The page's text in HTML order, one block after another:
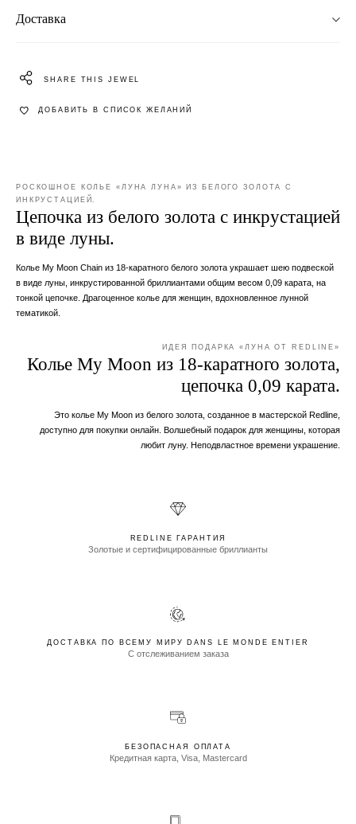
Доставка
SHARE THIS JEWEL
ДОБАВИТЬ В СПИСОК ЖЕЛАНИЙ
РОСКОШНОЕ КОЛЬЕ «ЛУНА ЛУНА» ИЗ БЕЛОГО ЗОЛОТА С
ИНКРУСТАЦИЕЙ.
Цепочка из белого золота с инкрустацией
в виде луны.
Колье My Moon Chain из 18-каратного белого золота украшает шею подвеской
в ​​виде луны, инкрустированной бриллиантами общим весом 0,09 карата, на
тонкой цепочке. Драгоценное колье для женщин, вдохновленное лунной
тематикой.
ИДЕЯ ПОДАРКА «ЛУНА ОТ REDLINE»
Колье My Moon из 18-каратного золота,
цепочка 0,09 карата.
Это колье My Moon из белого золота, созданное в мастерской Redline,
доступно для покупки онлайн. Волшебный подарок для женщины, которая
любит луну. Неподвластное времени украшение.
REDLINE ГАРАНТИЯ
Золотые и сертифицированные бриллианты
ДОСТАВКА ПО ВСЕМУ МИРУ DANS LE MONDE ENTIER
С отслеживанием заказа
БЕЗОПАСНАЯ ОПЛАТА
Кредитная карта, Visa, Mastercard